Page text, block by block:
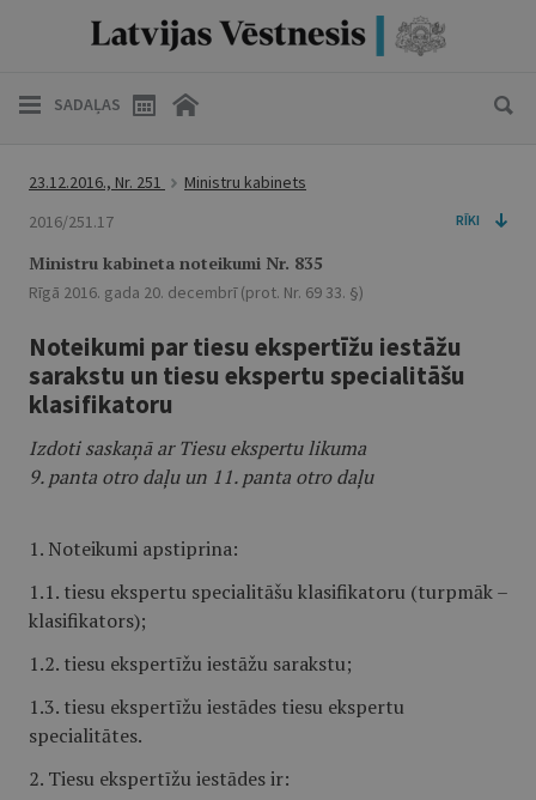
SADAĻAS
23.12.2016., Nr. 251
Ministru kabinets
2016/251.17
RĪKI
Ministru kabineta noteikumi Nr. 835
Rīgā 2016. gada 20. decembrī (prot. Nr. 69 33. §)
Noteikumi par tiesu ekspertīžu iestāžu
sarakstu un tiesu ekspertu specialitāšu
klasifikatoru
Izdoti saskaņā ar Tiesu ekspertu likuma
9. panta otro daļu un 11. panta otro daļu
1. Noteikumi apstiprina:
1.1. tiesu ekspertu specialitāšu klasifikatoru (turpmāk –
klasifikators);
1.2. tiesu ekspertīžu iestāžu sarakstu;
1.3. tiesu ekspertīžu iestādes tiesu ekspertu
specialitātes.
2. Tiesu ekspertīžu iestādes ir: